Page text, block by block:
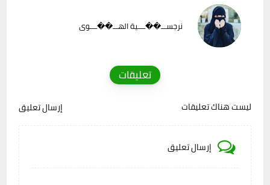
نرجســـ��ــــية الهـــ��ــــوى
تعليقات
ليست هناك تعليقات إرسال تعليق
إرسال تعليق